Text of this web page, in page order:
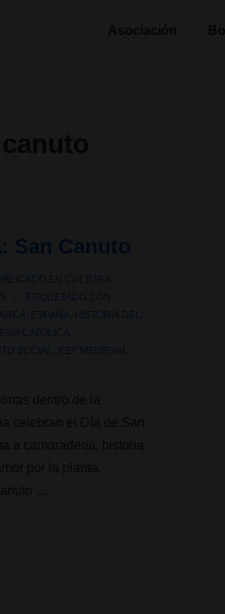
San Canuto
EN CULTURA
ETIQUETADO CON
ESPAÑA
HISTORIA DEL
CATOLICA
SOCIAL REY MEDIEVAL